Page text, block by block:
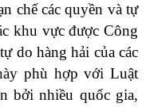
chế các quyền và tự
khu vực được Công
do hàng hải của các
phù hợp với Luật
bởi nhiều quốc gia,